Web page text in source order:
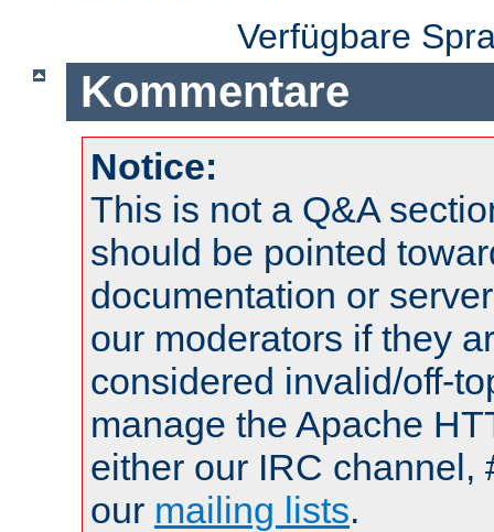
Verfügbare
Kommentare
Notice:
This is not a Q&A
should be pointed
documentation or
our moderators if they
considered invalid/off-
manage the Apache
either our IRC channel,
our mailing lists.